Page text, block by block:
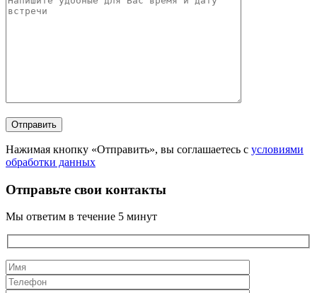
Нажимая кнопку «Отправить», вы соглашаетесь с условиями
обработки данных
Отправьте свои контакты
Мы ответим в течение 5 минут